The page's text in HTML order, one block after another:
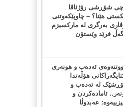
شۆڕشی رۆژئاڤا
هێنا؟ – چاوپێکەوتنی
بەرگری لە مارکسیزم
فرێد وێستۆن
ئەدەب و هونەری
هۆڵەندا
لە ئەدەب و
ئامادەکردن و
عەبدوڵا